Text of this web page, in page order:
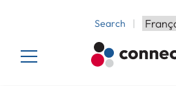
Search